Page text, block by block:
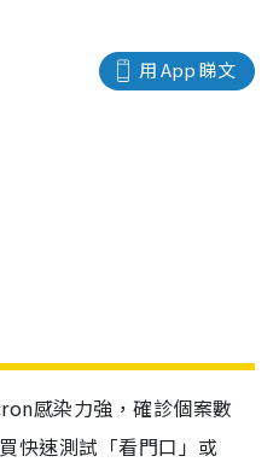
用 App 睇文
感染力強，確診個案數
快速測試「看門口」或